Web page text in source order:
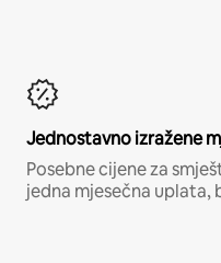
Jednostavno izražene
Posebne cijene za
jedna mjesečna